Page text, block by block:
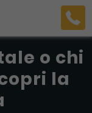
o chi
la